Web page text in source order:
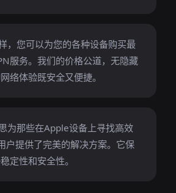
，您可以为您的各种设备购买最
服务。我们的价格公道，无隐藏
络体验既安全又便捷。
为那些在Apple设备上寻找高效
户提供了完美的解决方案。它保
定性和安全性。